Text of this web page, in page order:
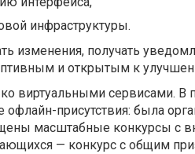
инфраструктуры.
изменения, получать
и открытым к
виртуальными сервисами. В
присутствия: была
масштабные конкурсы
— конкурс с общим